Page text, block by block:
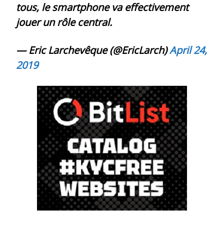
tous, le smartphone va effectivement
jouer un rôle central.
— Eric Larchevêque (@EricLarch)April 24,
2019